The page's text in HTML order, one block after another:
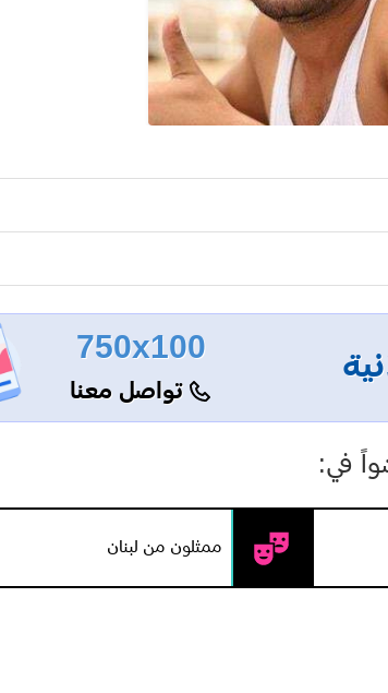
750x100
تواصل معنا
في:
ممثلون من لبنان